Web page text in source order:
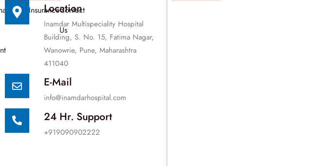
Media InsuranceContact
Us
Location
Inamdar Multispeciality Hospital
Building, S. No. 15, Fatima Nagar,
Wanowrie, Pune, Maharashtra
411040
E-Mail
info@inamdarhospital.com
24 Hr. Support
+919090902222